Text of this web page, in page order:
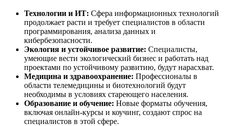
Технологии и ИТ: Сфера информационных технологий
продолжает расти и требует специалистов в области
программирования, анализа данных и
кибербезопасности.
Экология и устойчивое развитие: Специалисты,
умеющие вести экологический бизнес и работать над
проектами по устойчивому развитию, будут нарасхват.
Медицина и здравоохранение: Профессионалы в
области телемедицины и биотехнологий будут
необходимы в условиях стареющего населения.
Образование и обучение: Новые форматы обучения,
включая онлайн-курсы и коучинг, создают спрос на
специалистов в этой сфере.